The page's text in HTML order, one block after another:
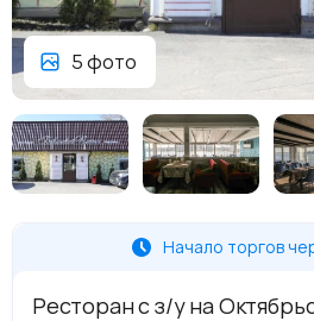
5 фото
Начало торгов
Ресторан с з/у на